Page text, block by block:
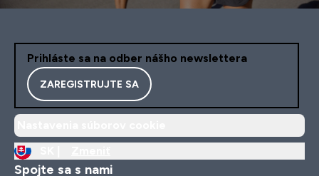
Prihláste sa na odber nášho newslettera
ZAREGISTRUJTE SA
Spojte sa s nami